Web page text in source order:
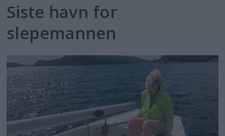
Siste havn for
slepemannen